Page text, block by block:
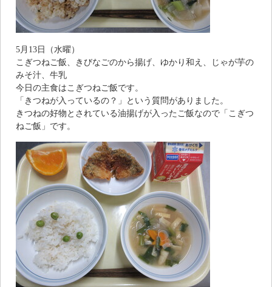
5月13日（水曜）
こぎつねご飯、きびなごのから揚げ、ゆかり和え、じゃが芋の
みそ汁、牛乳
今日の主食はこぎつねご飯です。
「きつねが入っているの？」という質問がありました。
きつねの好物とされている油揚げが入ったご飯なので「こぎつ
ねご飯」です。